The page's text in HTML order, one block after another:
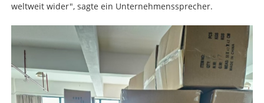
weltweit wider", sagte ein Unternehmenssprecher.